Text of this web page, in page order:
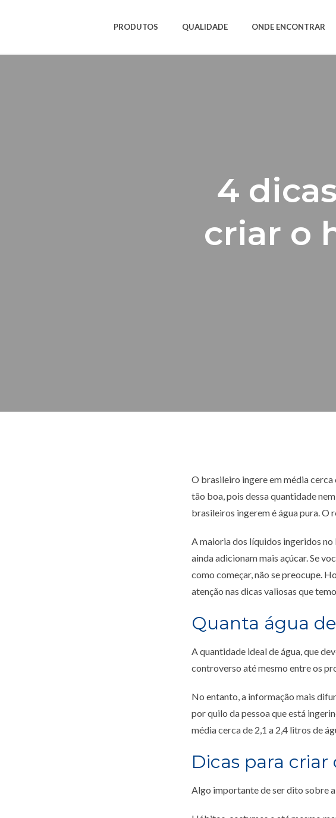
PRODUTOS QUALIDADE ONDE ENCONTRAR
4
criar o
O brasileiro ingere em média
tão boa, pois dessa quantidade
brasileiros ingerem é água pura. O
A maioria dos líquidos ingeridos no
ainda adicionam mais açúcar. Se
como começar, não se preocupe.
atenção nas dicas valiosas que
Quanta água
A quantidade ideal de água, que
controverso até mesmo entre os
No entanto, a informação mais
por quilo da pessoa que está
média cerca de 2,1 a 2,4 litros de
Dicas para
Algo importante de ser dito sobre